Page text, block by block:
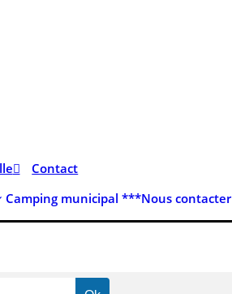
Contact
Camping municipal ***Nous contacter